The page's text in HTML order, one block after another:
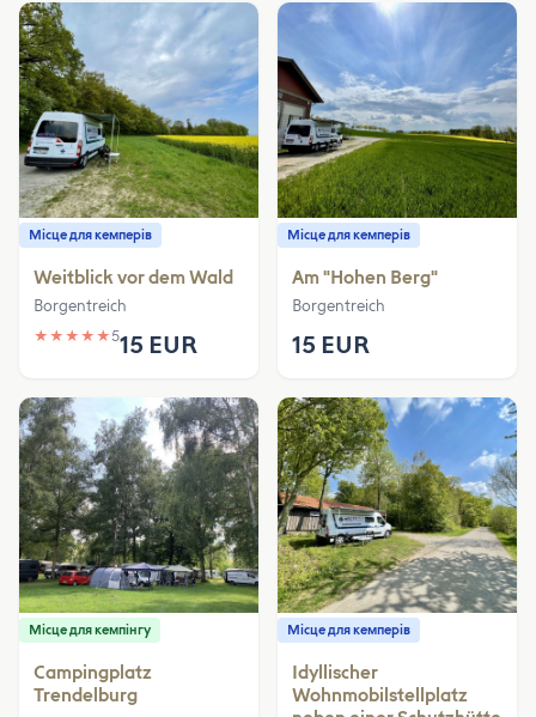
Місце для кемперів
Weitblick vor dem Wald
Borgentreich
★ ★ ★ ★ ★515 EUR
Місце для кемперів
Am "Hohen Berg"
Borgentreich
15 EUR
Місце для кемпінгу
Campingplatz
Trendelburg
Місце для кемперів
Idyllischer
Wohnmobilstellplatz